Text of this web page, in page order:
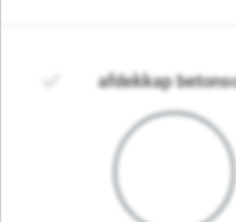
afdekkap